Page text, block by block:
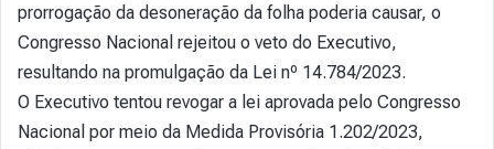
prorrogação da desoneração da folha poderia causar, o
Congresso Nacional rejeitou o veto do Executivo,
resultando na promulgação da Lei nº 14.784/2023.
O Executivo tentou revogar a lei aprovada pelo Congresso
Nacional por meio da Medida Provisória 1.202/2023,